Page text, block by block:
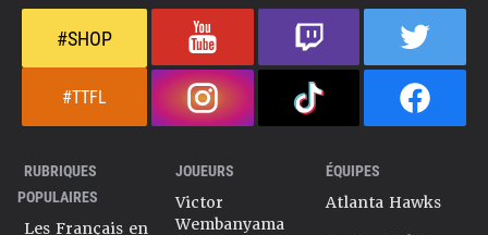
#SHOP
#TTFL
RUBRIQUES
POPULAIRES
Les Français en
JOUEURS
Victor
Wembanyama
ÉQUIPES
Atlanta Hawks